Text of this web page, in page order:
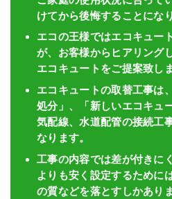
けてから後悔することにな
エコの王様ではエコキュー
が、お客様からヒアリング
エコキュートをご提案致し
エコキュートの取替工事は
処分」、「新しいエコキュ
気配線、水道配管の接続工
なります。
工事の内容では差が付きに
よりも安く設定するために
の質などを落とすしかあり